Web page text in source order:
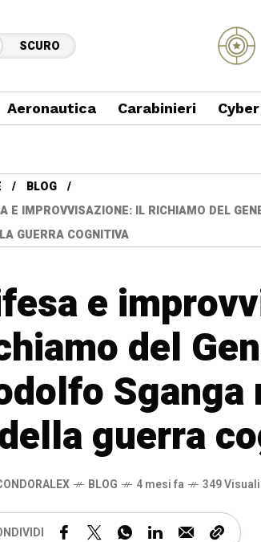
SCURO
Aeronautica Carabinieri Cyber
BLOG
E IMPROVVISAZIONE: IL RICHIAMO DEL
GUERRA COGNITIVA
e
del
Sganga
guerra
BLOG 4 mesi fa 349